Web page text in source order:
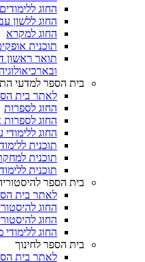
החוג
החוג ללשון
החוג למקרא
תוכנית
בית הספר למדעי
לאתר בית
החוג לספרות
החוג לספרות
החוג
תוכנית
תוכנית
תוכנית
בית הספר
לאתר בית
החוג
החוג
החוג
בית הספר לחינוך
לאתר בית